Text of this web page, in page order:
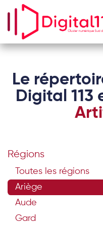
Se rendre au contenu
Le
Digital 113
Régions
Toutes les régions
Ariège
Aude
Gard